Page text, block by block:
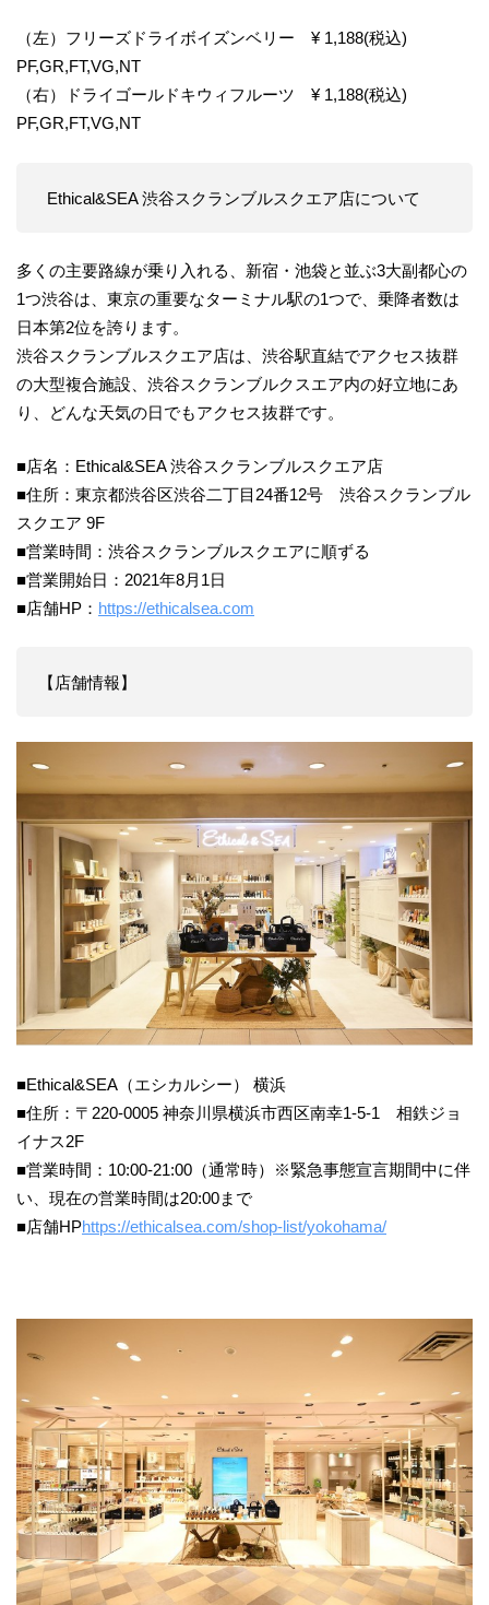
（左）フリーズドライボイズンベリー ¥ 1,188(税込)
PF,GR,FT,VG,NT
（右）ドライゴールドキウィフルーツ ¥ 1,188(税込)
PF,GR,FT,VG,NT
Ethical&SEA 渋谷スクランブルスクエア店について
多くの主要路線が乗り入れる、新宿・池袋と並ぶ3大副都心の
1つ渋谷は、東京の重要なターミナル駅の1つで、乗降者数は
日本第2位を誇ります。
渋谷スクランブルスクエア店は、渋谷駅直結でアクセス抜群
の大型複合施設、渋谷スクランブルクスエア内の好立地にあ
り、どんな天気の日でもアクセス抜群です。
■店名：Ethical&SEA 渋谷スクランブルスクエア店
■住所：東京都渋谷区渋谷二丁目24番12号 渋谷スクランブル
スクエア 9F
■営業時間：渋谷スクランブルスクエアに順ずる
■営業開始日：2021年8月1日
■店舗HP： https://ethicalsea.com
【店舗情報】
■Ethical&SEA（エシカルシー） 横浜
■住所：〒220-0005 神奈川県横浜市西区南幸1-5-1 相鉄ジョ
イナス2F
■営業時間：10:00-21:00（通常時）※緊急事態宣言期間中に伴
い、現在の営業時間は20:00まで
■店舗HPhttps://ethicalsea.com/shop-list/yokohama/